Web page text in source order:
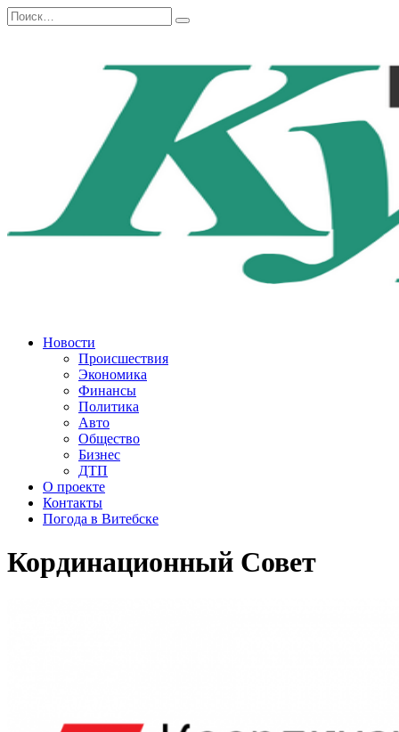
Перейти
к
Search
for:
Новости
Происшествия
Экономика
Финансы
Политика
Авто
Общество
Бизнес
ДТП
О проекте
Контакты
Погода в Витебске
Кординационный Совет